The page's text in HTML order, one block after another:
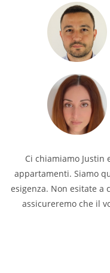
Ci chiamiamo Justin
appartamenti. Siamo
esigenza. Non esitate a
assicureremo che il